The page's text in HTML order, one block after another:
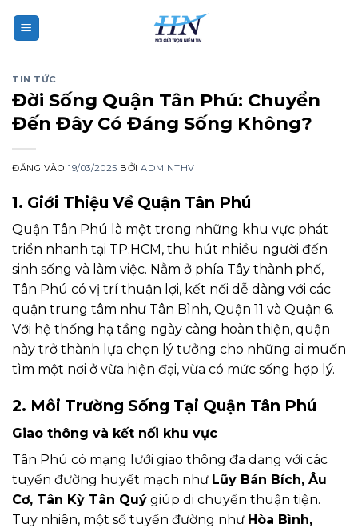
qua
TIN TỨC
Đời Sống Quận Tân Phú: Chuyển
Đến Đây Có Đáng Sống Không?
ĐĂNG VÀO19/03/2025 BỞIADMINTHV
1. Giới Thiệu Về Quận Tân Phú
Quận Tân Phú là một trong những khu vực phát
triển nhanh tại TP.HCM, thu hút nhiều người đến
sinh sống và làm việc. Nằm ở phía Tây thành phố,
Tân Phú có vị trí thuận lợi, kết nối dễ dàng với các
quận trung tâm như Tân Bình, Quận 11 và Quận 6.
Với hệ thống hạ tầng ngày càng hoàn thiện, quận
này trở thành lựa chọn lý tưởng cho những ai muốn
tìm một nơi ở vừa hiện đại, vừa có mức sống hợp lý.
2. Môi Trường Sống Tại Quận Tân Phú
Giao thông và kết nối khu vực
Tân Phú có mạng lưới giao thông đa dạng với các
tuyến đường huyết mạch như Lũy Bán Bích, Âu
Cơ, Tân Kỳ Tân Quý giúp di chuyển thuận tiện.
Tuy nhiên, một số tuyến đường như Hòa Bình,